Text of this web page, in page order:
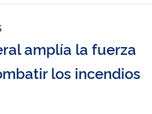
amplía la fuerza
los incendios